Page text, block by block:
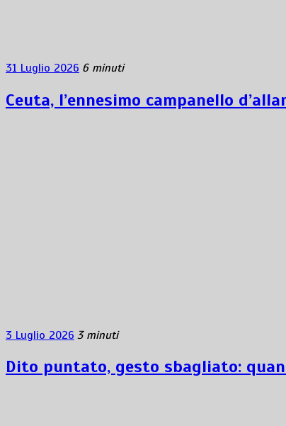
31 Luglio 2026 6 minuti
Ceuta, l’ennesimo campanello
3 Luglio 2026 3 minuti
Dito puntato, gesto sbagliato: